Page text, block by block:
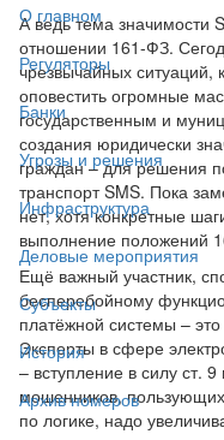
О главном
Регуляторы
Банки
Угрозы и решения
Инфраструктура
Деловые мероприятия
Субъекты
История
Архив номеров
А ведь тема значимости
отношении 161-ФЗ.
чрезвычайных ситуаций,
оповестить огромные
государственным и
создания юридически
граждан – для решения
транспорт SMS. Пока
нет, хотя конкретные
выполнение положений
Ещё важный участник,
бесперебойному
платёжной системы –
Эксперты в сфере
– вступление в силу ст.
мошенников,
по логике, надо